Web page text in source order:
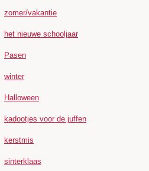
zomer/vakantie
het nieuwe schooljaar
Pasen
winter
Halloween
kadootjes voor de juffen
kerstmis
sinterklaas